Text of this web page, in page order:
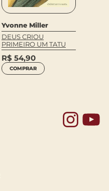
Yvonne Miller
DEUS CRIOU
PRIMEIRO UM TATU
R$ 54,90
COMPRAR